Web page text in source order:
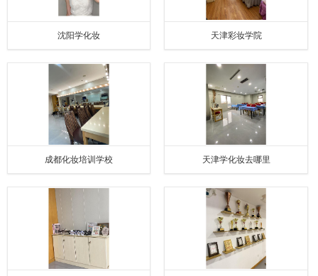
沈阳学化妆 天津彩妆学院
成都化妆培训学校 天津学化妆去哪里